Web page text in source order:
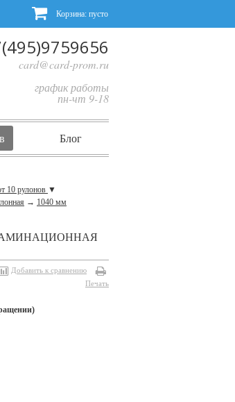
Корзина: пусто
card@card-prom.ru
график работы
пн-чт 9-18
Блог
10 рулонов ▼
→ 1040 мм
ЛАМИНАЦИОННАЯ
Добавить к сравнению
Печать